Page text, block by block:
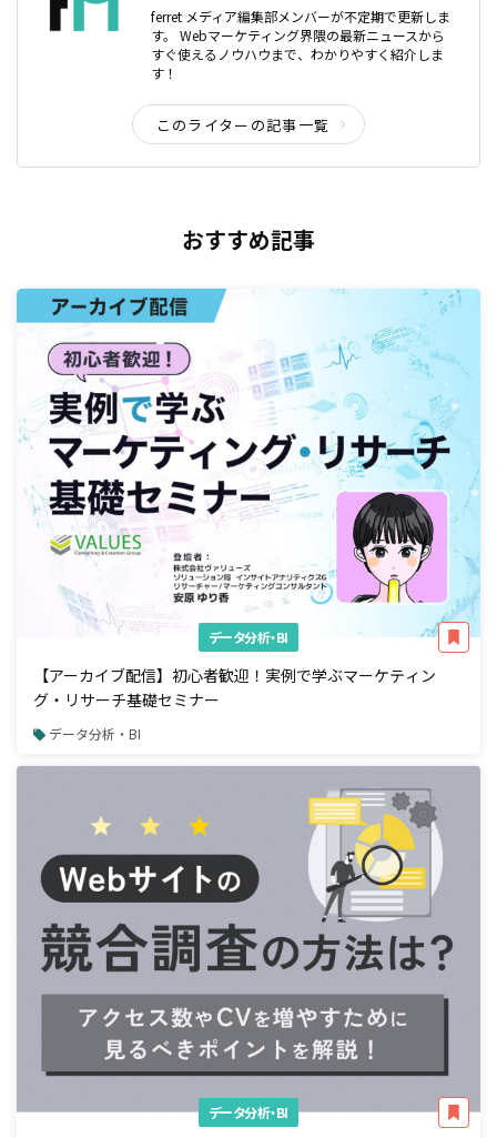
ferret メディア編集部メンバーが不定期で更新しま
す。 Webマーケティング界隈の最新ニュースから
すぐ使えるノウハウまで、わかりやすく紹介しま
す！
このライターの記事一覧
おすすめ記事
データ分析・BI
【アーカイブ配信】初心者歓迎！実例で学ぶマーケティン
グ・リサーチ基礎セミナー
データ分析・BI
データ分析・BI